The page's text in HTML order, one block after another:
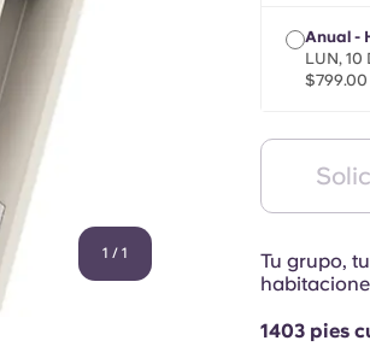
1 / 1
Anual -
LUN, 10
$799.00
Tu grupo,
1403 pies